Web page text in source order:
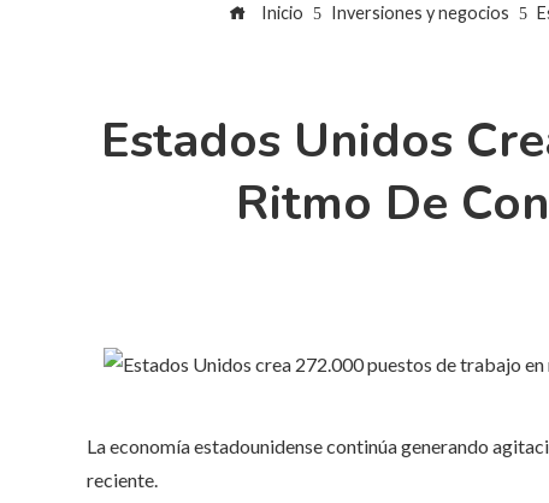
Inicio Inversiones y negocios
Estados Unidos
Ritmo De
La economía estadounidense continúa generando
reciente.